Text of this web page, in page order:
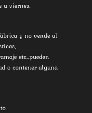
a viernes.
y no vende al
etc...pueden
o contener alguna